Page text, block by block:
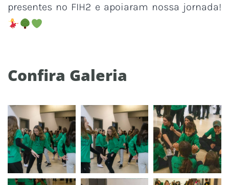
presentes no FIH2 e apoiaram nossa jornada!
Confira Galeria